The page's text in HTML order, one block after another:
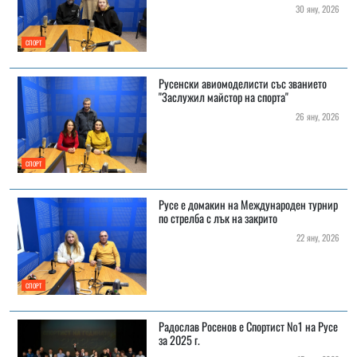
СПОРТ
30 яну, 2026
СПОРТ
Русенски авиомоделисти със званието
"Заслужил майстор на спорта"
26 яну, 2026
СПОРТ
Русе е домакин на Международен турнир
по стрелба с лък на закрито
22 яну, 2026
Радослав Росенов е Спортист №1 на Русе
за 2025 г.